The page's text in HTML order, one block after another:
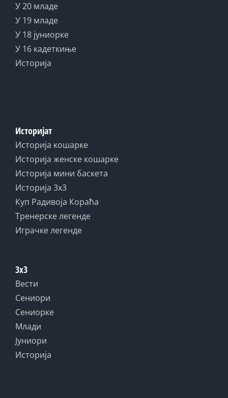
У 20 младе
У 19 младе
У 18 јуниорке
У 16 кадеткиње
Историја
Историјат
Историја кошарке
Историја женске кошарке
Историја мини баскета
Историја 3x3
Куп Радивоја Кораћа
Тренерске легенде
Играчке легенде
3x3
Вести
Сениори
Сениорке
Млади
Јуниори
Историја